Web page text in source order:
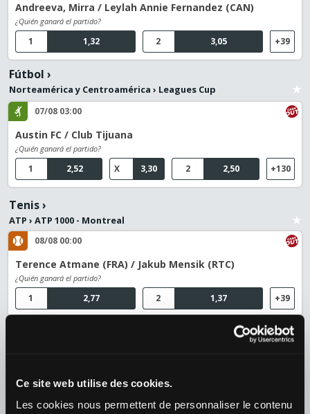
Ce site web utilise des cookies.
Les cookies nous permettent de personnaliser le contenu
Andreeva, Mirra / Leylah Annie Fernandez (CAN)
¿Quién ganará el partido?
1,32
1 3,05
2 +39
Fútbol ›
Norteamérica y Centroamérica › Leagues Cup
07/08 03:00
Austin FC / Club Tijuana
¿Quién ganará el partido?
2,52
1 3,30
X 2,50
2 +130
Tenis›
ATP › ATP 1000 - Montreal
08/08 00:00
Terence Atmane (FRA) / Jakub Mensik (RTC)
¿Quién ganará el partido?
2,77
1 1,37
2 +39
2,87
1 2